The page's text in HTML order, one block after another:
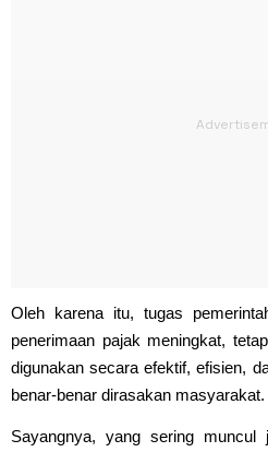
Oleh karena itu, tugas
penerimaan pajak meningkat,
digunakan secara efektif, efisien,
benar-benar dirasakan masyarakat.
Sayangnya, yang sering